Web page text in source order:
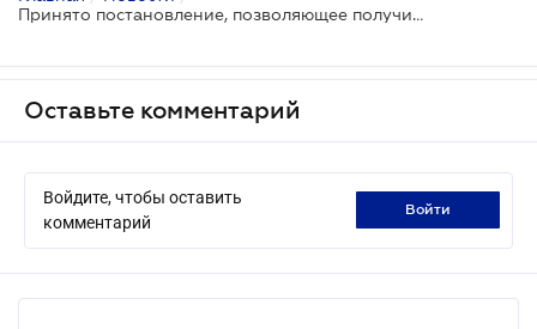
Принято постановление, позволяющее получить квалифицированную электронную подпись онлайн
Оставьте комментарий
Войдите, чтобы оставить
комментарий
войти